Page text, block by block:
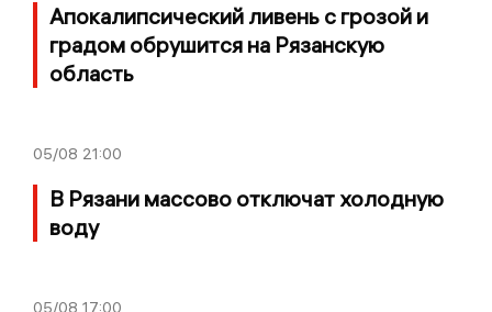
Апокалипсический ливень с грозой и
градом обрушится на Рязанскую
область
05/08 21:00
В Рязани массово отключат холодную
воду
05/08 17:00